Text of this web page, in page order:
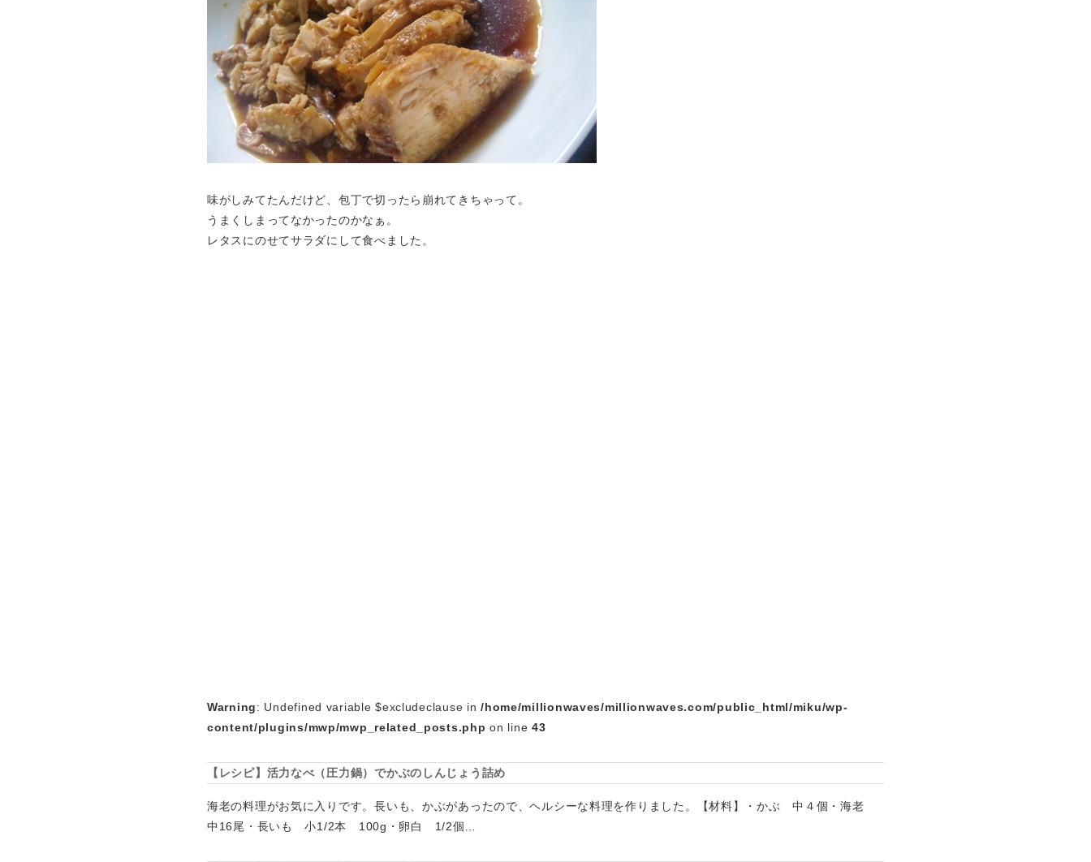
味がしみてたんだけど、包丁で切ったら崩れてきちゃって。
うまくしまってなかったのかなぁ。
レタスにのせてサラダにして食べました。
Warning: Undefined variable $excludeclause in/home/millionwaves/millionwaves.com/public_html/miku/wp-
content/plugins/mwp/mwp_related_posts.php on line43
【レシピ】活力なべ（圧力鍋）でかぶのしんじょう詰め
海老の料理がお気に入りです。長いも、かぶがあったので、ヘルシーな料理を作りました。【材料】・かぶ 中４個・海老
中16尾・長いも 小1/2本 100g・卵白 1/2個…